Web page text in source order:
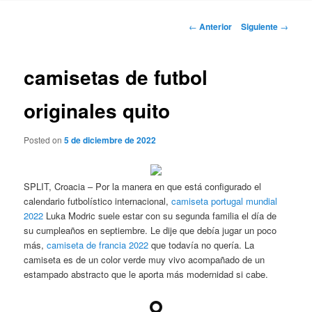
Navegación
← Anterior Siguiente →
camisetas de futbol
originales quito
Posted on5 de diciembre de 2022
SPLIT, Croacia – Por la manera en que está configurado el
calendario futbolístico internacional,camiseta portugal mundial
2022 Luka Modric suele estar con su segunda familia el día de
su cumpleaños en septiembre. Le dije que debía jugar un poco
más,camiseta de francia 2022 que todavía no quería. La
camiseta es de un color verde muy vivo acompañado de un
estampado abstracto que le aporta más modernidad si cabe.